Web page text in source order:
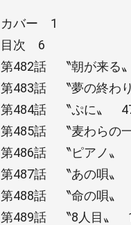
カバー 1
目次 6
第482話 〝朝が来る
第483話 〝夢の終わ
第484話 〝ぷに〟
第485話 〝麦わらの
第486話 〝ピアノ〟
第487話 〝あの唄〟
第488話 〝命の唄〟
第489話 〝8人目〟